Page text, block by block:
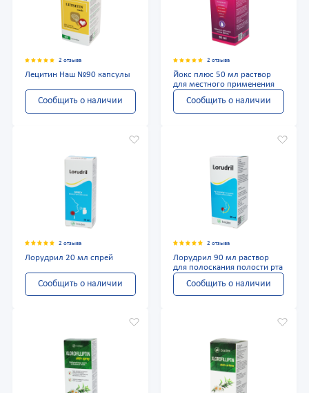
2 отзыва
Лецитин Наш №90 капсулы
Сообщить о наличии
2 отзыва
Йокс плюс 50 мл раствор
для местного применения
Сообщить о наличии
2 отзыва
Лорудрил 20 мл спрей
Сообщить о наличии
2 отзыва
Лорудрил 90 мл раствор
для полоскания полости рта
Сообщить о наличии